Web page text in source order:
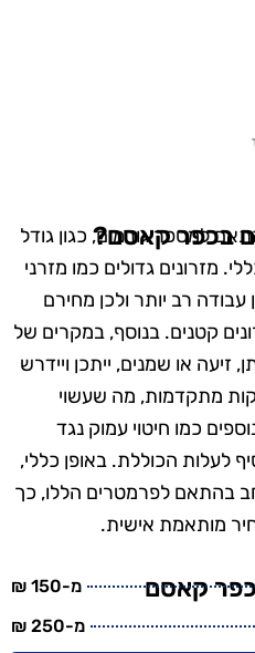
בכפר קאסם?
למספר גורמים, כגון גודל
מזרונים גדולים כמו מזרני
עבודה רב יותר ולכן מחירם
קטנים. בנוסף, במקרים של
זיעה או שמנים, ייתכן ויידרש
מתקדמות, מה שעשוי
כמו חיטוי עמוק נגד
לעלות הכוללת. באופן כללי,
בהתאם לפרמטרים הללו, כך
מותאמת אישית.
בכפר קאסם
מ-150 ₪
מ-250 ₪